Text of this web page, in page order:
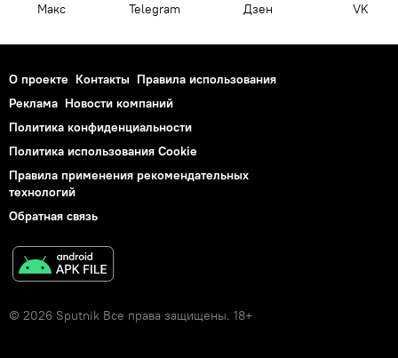
Макс Telegram Дзен VK
О проекте Контакты Правила использования
Реклама Новости компаний
Политика конфиденциальности
Политика использования Cookie
Правила применения рекомендательных
технологий
Обратная связь
© 2026 Sputnik Все права защищены. 18+